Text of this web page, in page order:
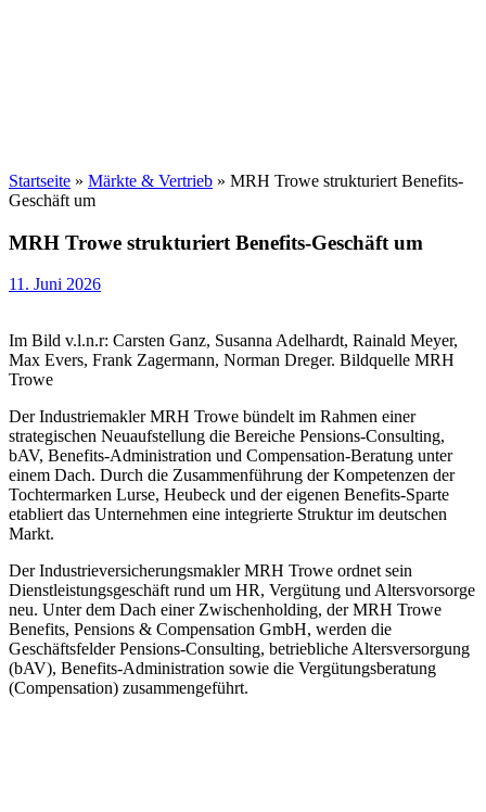
Startseite » Märkte & Vertrieb » MRH Trowe strukturiert Benefits-
Geschäft um
MRH Trowe strukturiert Benefits-Geschäft um
11. Juni 2026
Im Bild v.l.n.r: Carsten Ganz, Susanna Adelhardt, Rainald Meyer,
Max Evers, Frank Zagermann, Norman Dreger. Bildquelle MRH
Trowe
Der Industriemakler MRH Trowe bündelt im Rahmen einer
strategischen Neuaufstellung die Bereiche Pensions-Consulting,
bAV, Benefits-Administration und Compensation-Beratung unter
einem Dach. Durch die Zusammenführung der Kompetenzen der
Tochtermarken Lurse, Heubeck und der eigenen Benefits-Sparte
etabliert das Unternehmen eine integrierte Struktur im deutschen
Markt.
Der Industrieversicherungsmakler MRH Trowe ordnet sein
Dienstleistungsgeschäft rund um HR, Vergütung und Altersvorsorge
neu. Unter dem Dach einer Zwischenholding, der MRH Trowe
Benefits, Pensions & Compensation GmbH, werden die
Geschäftsfelder Pensions-Consulting, betriebliche Altersversorgung
(bAV), Benefits-Administration sowie die Vergütungsberatung
(Compensation) zusammengeführt.